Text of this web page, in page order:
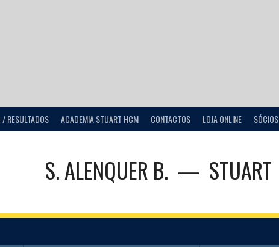
/ RESULTADOS ACADEMIA STUART HCM CONTACTOS LOJA ONLINE SÓCIOS
S. ALENQUER B. — STUART